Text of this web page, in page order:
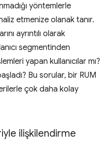
yöntemlerle
etmenize olanak tanır.
ayrıntılı olarak
segmentinden
yapan kullanıcılar mı?
Bu sorular, bir RUM
çok daha kolay
ilişkilendirme